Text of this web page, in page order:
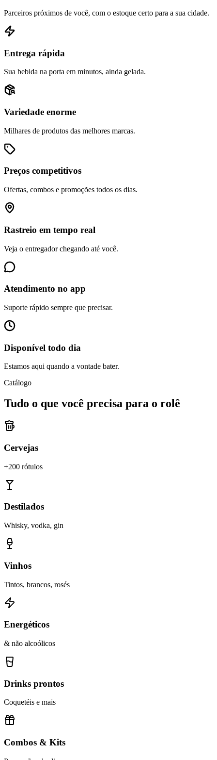
Parceiros próximos de você, com o estoque certo para a sua cidade.
Entrega rápida
Sua bebida na porta em minutos, ainda gelada.
Variedade enorme
Milhares de produtos das melhores marcas.
Preços competitivos
Ofertas, combos e promoções todos os dias.
Rastreio em tempo real
Veja o entregador chegando até você.
Atendimento no app
Suporte rápido sempre que precisar.
Disponível todo dia
Estamos aqui quando a vontade bater.
Catálogo
Tudo o que você precisa para o rolê
Cervejas
+200 rótulos
Destilados
Whisky, vodka, gin
Vinhos
Tintos, brancos, rosés
Energéticos
& não alcoólicos
Drinks prontos
Coquetéis e mais
Combos & Kits